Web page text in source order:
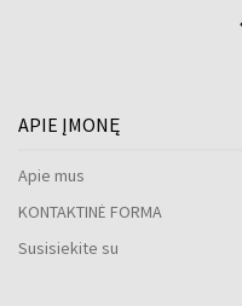
APIE ĮMONĘ
Apie mus
KONTAKTINĖ FORMA
Susisiekite su